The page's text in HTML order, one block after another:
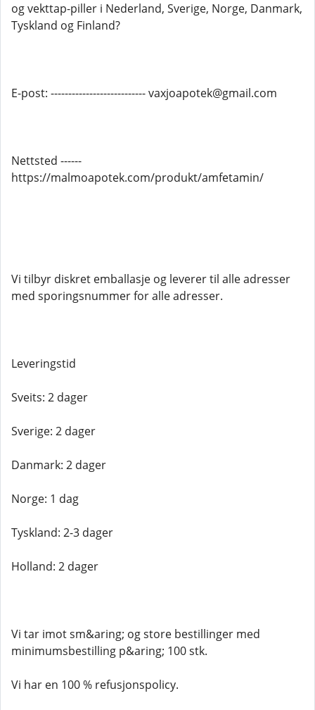
og vekttap-piller i Nederland, Sverige, Norge, Danmark,
Tyskland og Finland?
E-post: --------------------------- vaxjoapotek@gmail.com
Nettsted ------
https://malmoapotek.com/produkt/amfetamin/
Vi tilbyr diskret emballasje og leverer til alle adresser
med sporingsnummer for alle adresser.
Leveringstid
Sveits: 2 dager
Sverige: 2 dager
Danmark: 2 dager
Norge: 1 dag
Tyskland: 2-3 dager
Holland: 2 dager
Vi tar imot sm&aring; og store bestillinger med
minimumsbestilling p&aring; 100 stk.
Vi har en 100 % refusjonspolicy.